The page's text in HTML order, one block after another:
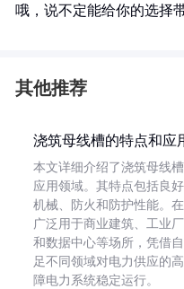
哦，说不定能给你的选择
其他推荐
浇筑母线槽的特点和应
本文详细介绍了浇筑母线
应用领域。其特点包括良好
机械、防火和防护性能。在
广泛用于商业建筑、工业
和数据中心等场所，凭借
足不同领域对电力供应的
障电力系统稳定运行。